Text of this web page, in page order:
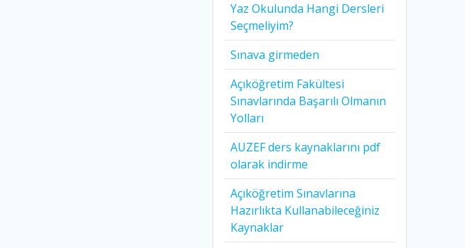
Yaz Okulunda Hangi Dersleri
Seçmeliyim?
Sınava girmeden
Açıköğretim Fakültesi
Sınavlarında Başarılı Olmanın
Yolları
AUZEF ders kaynaklarını pdf
olarak indirme
Açıköğretim Sınavlarına
Hazırlıkta Kullanabileceğiniz
Kaynaklar